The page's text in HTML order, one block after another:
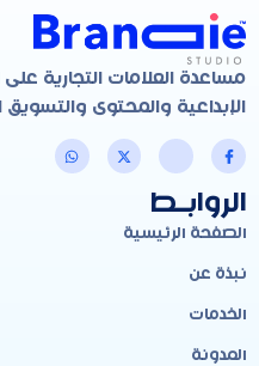
مساعدة العلامات التجارية
الإبداعية والمحتوى والتسويق
الروابـط
الصفحة الرئيسية
نبذة عن
الخدمات
المدونة